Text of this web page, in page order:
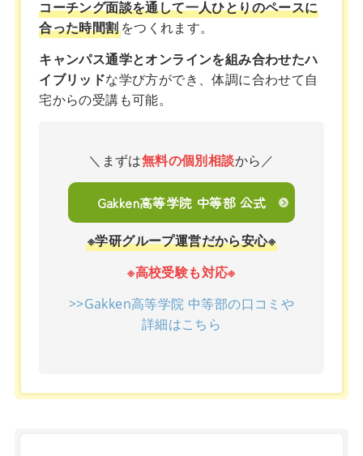
コーチング面談を通して一人ひとりのペースに
合った時間割をつくれます。
キャンパス通学とオンラインを組み合わせたハ
イブリッドな学び方ができ、体調に合わせて自
宅からの受講も可能。
＼まずは無料の個別相談から／
Gakken高等学院 中等部 公式
※学研グループ運営だから安心※
※高校受験も対応※
>>Gakken高等学院 中等部の口コミや
詳細はこちら